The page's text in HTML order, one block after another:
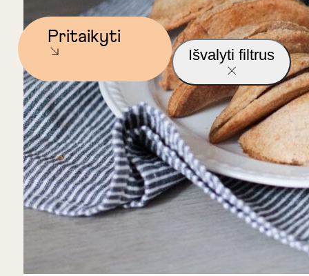
Pritaikyti
Išvalyti filtrus